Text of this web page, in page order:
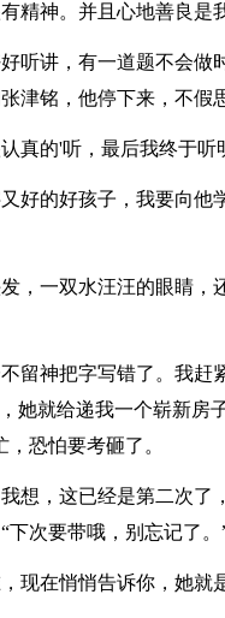
精神。并且心地善良是
听讲，有一道题不会做
津铭，他停下来，不假
真的'听，最后我终于听
好的好孩子，我要向他
，一双水汪汪的眼睛，
留神把字写错了。我赶
她就给递我一个崭新房
恐怕要考砸了。
想，这已经是第二次了
次要带哦，别忘记了。
现在悄悄告诉你，她就